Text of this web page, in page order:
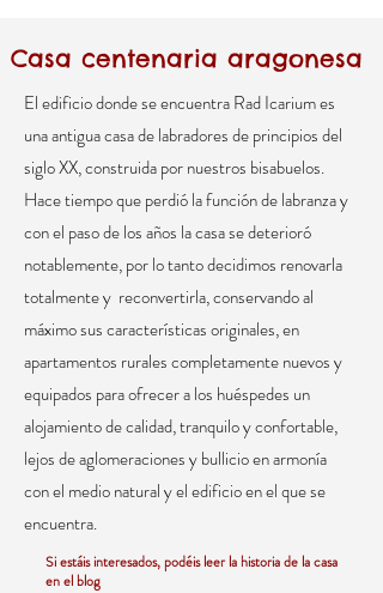
Casa centenaria aragonesa
El edificio donde se encuentra Rad Icarium es
una antigua casa de labradores de principios del
siglo XX, construida por nuestros bisabuelos.
Hace tiempo que perdió la función de labranza y
con el paso de los años la casa se deterioró
notablemente, por lo tanto decidimos renovarla
totalmente y reconvertirla, conservando al
máximo sus características originales, en
apartamentos rurales completamente nuevos y
equipados para ofrecer a los huéspedes un
alojamiento de calidad, tranquilo y confortable,
lejos de aglomeraciones y bullicio en armonía
con el medio natural y el edificio en el que se
encuentra.
Si estáis interesados, podéis leer la historia de la casa
en el blog